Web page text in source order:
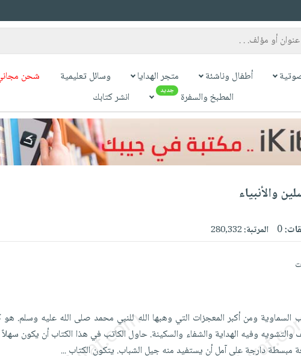
أطفال وناشئة متجر الهدايا وسائل تعليمية شحن
المطبخ والسفرة جديد انشر كتابك
والأنبياء
0 المرتبة:280,332
السماوية ومن أكبر المعجزات التي وهبها الله للنبي محمد صلى الله عليه وسلم.
والتشويه وفيه الهداية والشفاء والسكينة. حاول الكاتب في هذا الكتاب أن يكون
مبسطة دارجة على آمل أن يستفيد منه جيل الشباب. يتكون الكتاب...